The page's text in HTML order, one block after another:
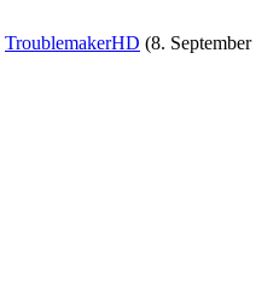
TroublemakerHD (8. September